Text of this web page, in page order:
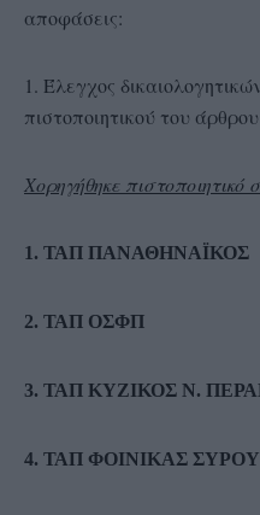
αποφάσεις:
1. Έλεγχος
πιστοποιητικού του
Χορηγήθηκε
1. ΤΑΠ ΠΑΝΑΘΗΝΑΪΚΟΣ
2. ΤΑΠ ΟΣΦΠ
3. ΤΑΠ ΚΥΖΙΚΟΣ Ν.
4. ΤΑΠ ΦΟΙΝΙΚΑΣ ΣΥΡΟΥ